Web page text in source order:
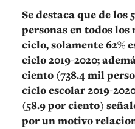
Se destaca que de los
personas en todos los
ciclo, solamente 62%
ciclo 2019-2020;
ciento (738.4 mil
ciclo escolar 2019-
(58.9 por ciento)
por un motivo